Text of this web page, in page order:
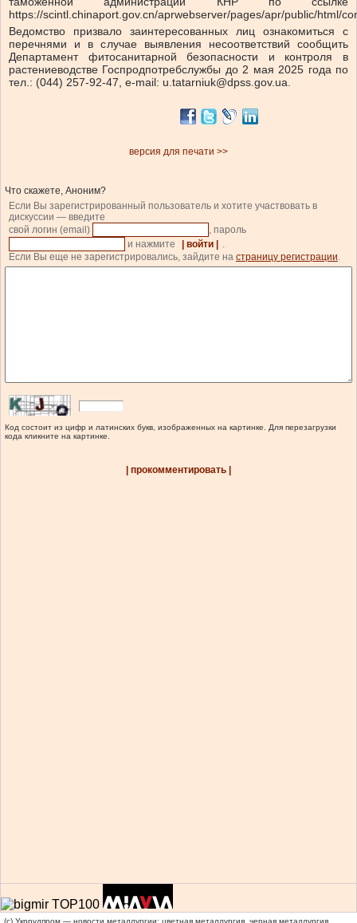
https://scintl.chinaport.gov.cn/aprwebserver/pages/apr/public/html/
Ведомство призвало заинтересованных лиц ознакомиться с
перечнями и в случае выявления несоответствий сообщить
Департамент фитосанитарной безопасности и контроля в
растениеводстве Госпродпотребслужбы до 2 мая 2025 года по
тел.: (044) 257-92-47, e-mail: u.tatarniuk@dpss.gov.ua.
версия для печати >>
Что скажете, Аноним?
Если Вы зарегистрированный пользователь и хотите участвовать в
дискуссии — введите
свой логин (email)
, пароль
и нажмите
| войти |
.
Если Вы еще не зарегистрировались, зайдите на страницу регистрации.
Код состоит из цифр и латинских букв, изображенных на картинке. Для перезагрузки
кода кликните на картинке.
| прокомментировать |